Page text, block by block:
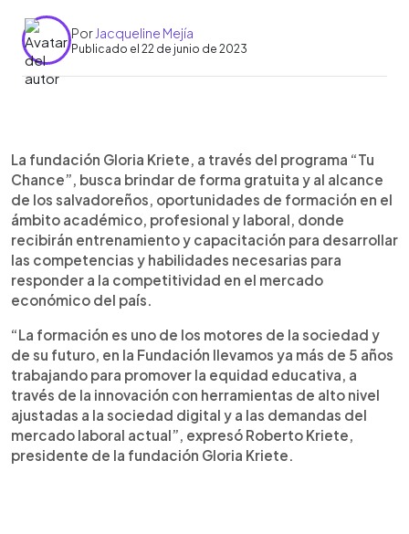
Por Jacqueline Mejía
Publicado el 22 de junio de 2023
► Escuchar artículo
La fundación Gloria Kriete, a través del programa “Tu
Chance”, busca brindar de forma gratuita y al alcance
de los salvadoreños, oportunidades de formación en el
ámbito académico, profesional y laboral, donde
recibirán entrenamiento y capacitación para desarrollar
las competencias y habilidades necesarias para
responder a la competitividad en el mercado
económico del país.
“La formación es uno de los motores de la sociedad y
de su futuro, en la Fundación llevamos ya más de 5 años
trabajando para promover la equidad educativa, a
través de la innovación con herramientas de alto nivel
ajustadas a la sociedad digital y a las demandas del
mercado laboral actual”, expresó Roberto Kriete,
presidente de la fundación Gloria Kriete.